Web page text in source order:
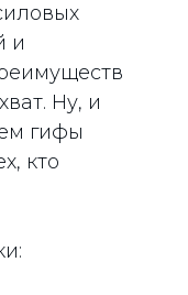
и
Ну, и
гифы
кто